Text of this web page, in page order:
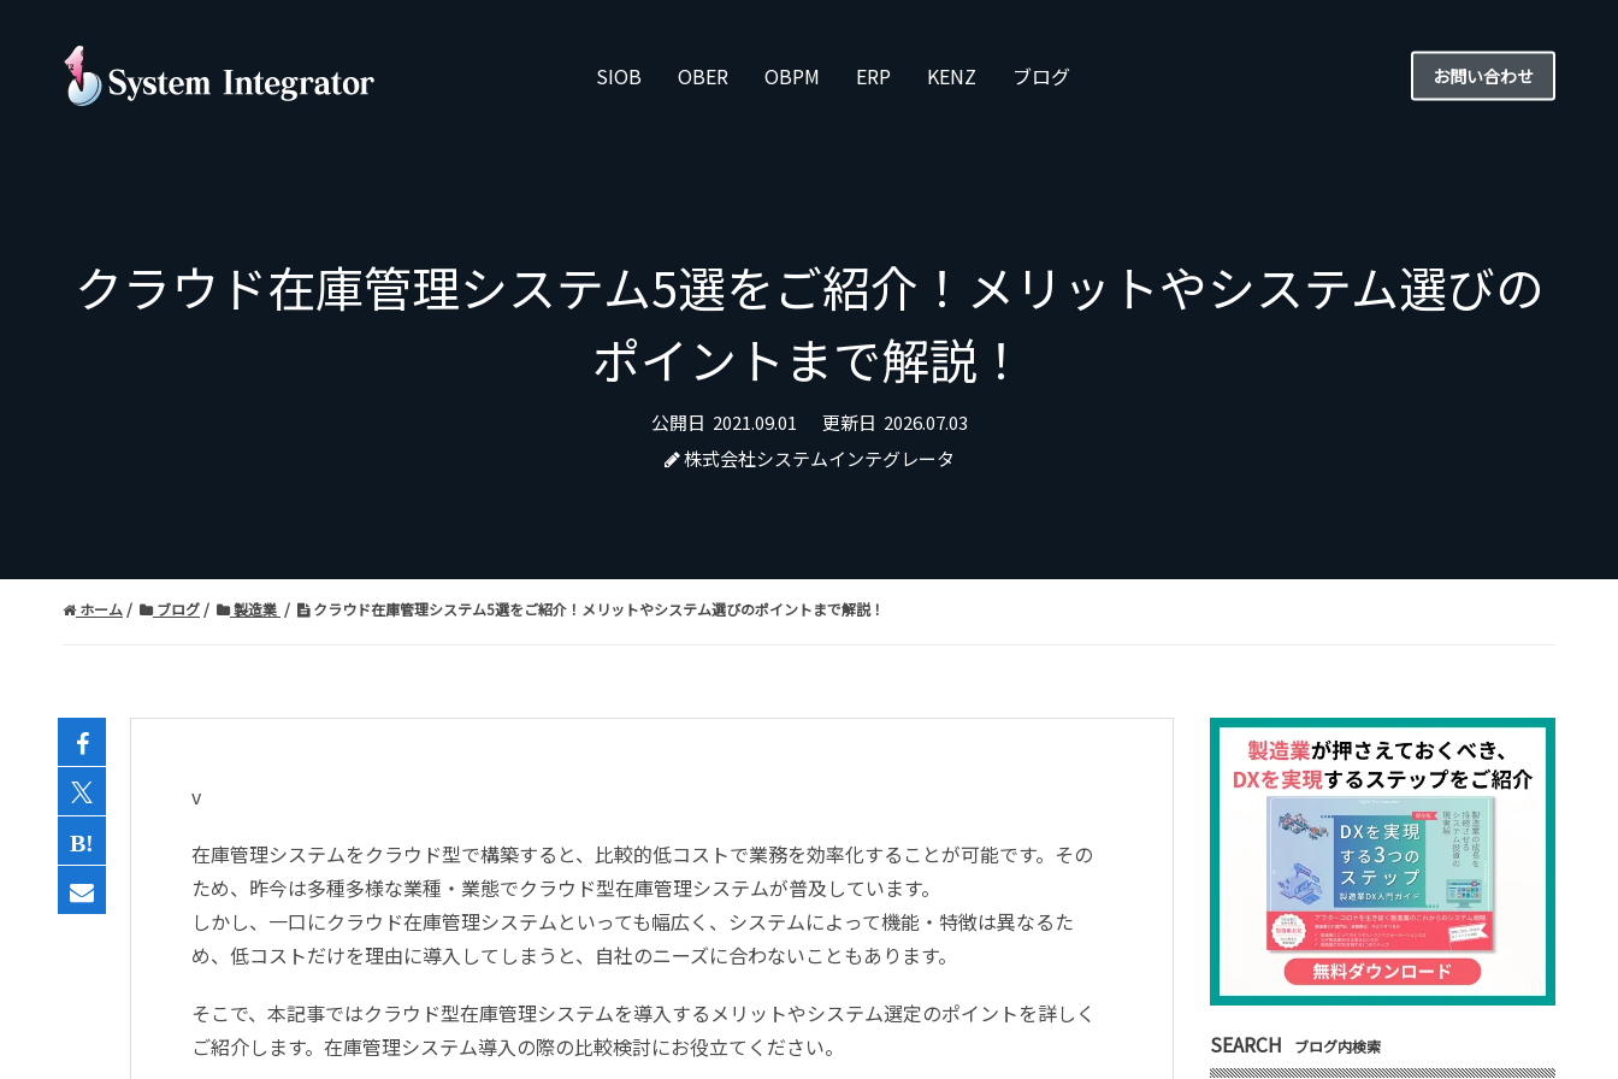
SIOB OBER OBPM ERP KENZ ブログ お問い合わせ
クラウド在庫管理システム5選をご紹介！メリットやシステム選びの
ポイントまで解説！
公開日 2021.09.01 更新日 2026.07.03
株式会社システムインテグレータ
ホーム ブログ 製造業 クラウド在庫管理システム5選をご紹介！メリットやシステム選びのポイントまで解説！
v
在庫管理システムをクラウド型で構築すると、比較的低コストで業務を効率化することが可能です。その
ため、昨今は多種多様な業種・業態でクラウド型在庫管理システムが普及しています。
しかし、一口にクラウド在庫管理システムといっても幅広く、システムによって機能・特徴は異なるた
め、低コストだけを理由に導入してしまうと、自社のニーズに合わないこともあります。
そこで、本記事ではクラウド型在庫管理システムを導入するメリットやシステム選定のポイントを詳しく
ご紹介します。在庫管理システム導入の際の比較検討にお役立てください。
SEARCH ブログ内検索